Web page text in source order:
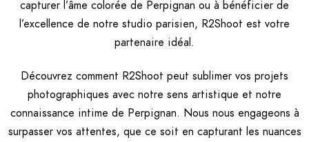
capturer l’âme colorée de Perpignan ou à bénéficier de
l’excellence de notre studio parisien, R2Shoot est votre
partenaire idéal.
Découvrez comment R2Shoot peut sublimer vos projets
photographiques avec notre sens artistique et notre
connaissance intime de Perpignan. Nous nous engageons à
surpasser vos attentes, que ce soit en capturant les nuances